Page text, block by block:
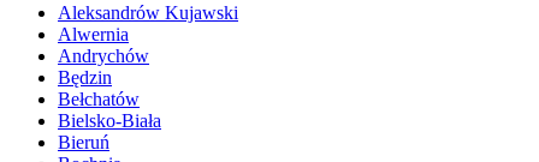
Aleksandrów Kujawski
Alwernia
Andrychów
Będzin
Bełchatów
Bielsko-Biała
Bieruń